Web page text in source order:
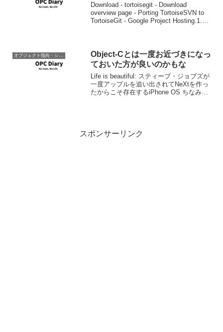
Download - tortoisegit - Download
overview page - Porting TortoiseSVN to
TortoiseGit - Google Project Hosting.1.8.3
Object-Cとは一度お近づきになっ
ておいた方が良いのかもな
Life is beautiful: スティーブ・ジョブズが
一度アップルを追い出されてNeXtを作っ
たからこそ存在するiPhone OS ちなみ
スポンサーリンク